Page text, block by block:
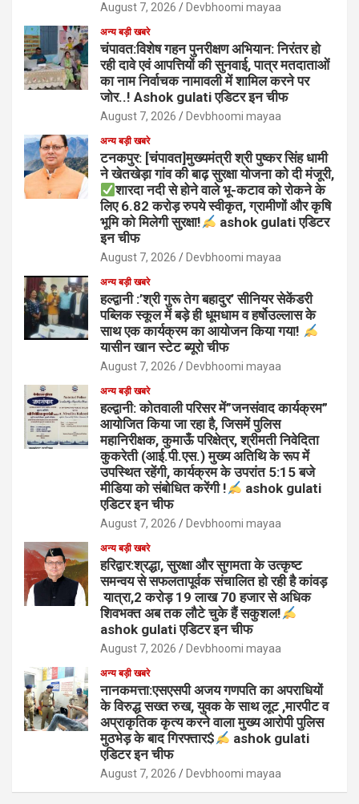
August 7, 2026 Devbhoomi mayaa
अन्य बड़ी खबरे
चंपावत:विशेष गहन पुनरीक्षण अभियान: निरंतर हो
रही दावे एवं आपत्तियों की सुनवाई, पात्र मतदाताओं
का नाम निर्वाचक नामावली में शामिल करने पर
जोर..! Ashok gulati एडिटर इन चीफ
August 7, 2026 Devbhoomi mayaa
अन्य बड़ी खबरे
टनकपुर: [चंपावत]मुख्यमंत्री श्री पुष्कर सिंह धामी
ने खेतखेड़ा गांव की बाढ़ सुरक्षा योजना को दी मंजूरी,
शारदा नदी से होने वाले भू-कटाव को रोकने के
लिए 6.82 करोड़ रुपये स्वीकृत, ग्रामीणों और कृषि
भूमि को मिलेगी सुरक्षा!
ashok gulati एडिटर
इन चीफ
August 7, 2026 Devbhoomi mayaa
अन्य बड़ी खबरे
हल्द्वानी :’श्री गुरू तेग बहादुर’ सीनियर सेकेंडरी
पब्लिक स्कूल में बड़े ही धूमधाम व हर्षोउल्लास के
साथ एक कार्यक्रम का आयोजन किया गया!
यासीन खान स्टेट ब्यूरो चीफ
August 7, 2026 Devbhoomi mayaa
अन्य बड़ी खबरे
हल्द्वानी: कोतवाली परिसर में”जनसंवाद कार्यक्रम”
आयोजित किया जा रहा है, जिसमें पुलिस
महानिरीक्षक, कुमाऊँ परिक्षेत्र, श्रीमती निवेदिता
कुकरेती (आई.पी.एस.) मुख्य अतिथि के रूप में
उपस्थित रहेंगी, कार्यक्रम के उपरांत 5:15 बजे
मीडिया को संबोधित करेंगी !
ashok gulati
एडिटर इन चीफ
August 7, 2026 Devbhoomi mayaa
अन्य बड़ी खबरे
हरिद्वार:श्रद्धा, सुरक्षा और सुगमता के उत्कृष्ट
समन्वय से सफलतापूर्वक संचालित हो रही है कांवड़
यात्रा,2 करोड़ 19 लाख 70 हजार से अधिक
शिवभक्त अब तक लौटे चुके हैं सकुशल!
ashok gulati एडिटर इन चीफ
August 7, 2026 Devbhoomi mayaa
अन्य बड़ी खबरे
नानकमत्ता:एसएसपी अजय गणपति का अपराधियों
के विरुद्ध सख्त रुख, युवक के साथ लूट ,मारपीट व
अप्राकृतिक कृत्य करने वाला मुख्य आरोपी पुलिस
मुठभेड़ के बाद गिरफ्तार$
ashok gulati
एडिटर इन चीफ
August 7, 2026 Devbhoomi mayaa